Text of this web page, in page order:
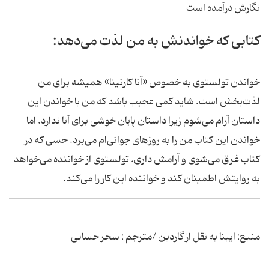
نگارش درآمده است
کتابی که خواندنش به من لذت می‌دهد:
خواندن تولستوی به خصوص «آنا کارنینا» همیشه برای من
لذت‌بخش است. شاید کمی عجیب باشد که من با خواندن این
داستان آرام می‌شوم زیرا داستان پایان خوشی برای آنا ندارد. اما
خواندن این کتاب من را به روزهای جوانی‌ام می‌برد. حسی که در
کتاب غرق می‌شوی و آرامش داری. تولستوی از خواننده می‌خواهد
به روایتش اطمینان کند و خواننده این کار را می‌کند.
منبع: ایبنا به نقل از گاردین /مترجم : سحر حسابی